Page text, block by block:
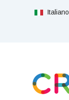
Italiano